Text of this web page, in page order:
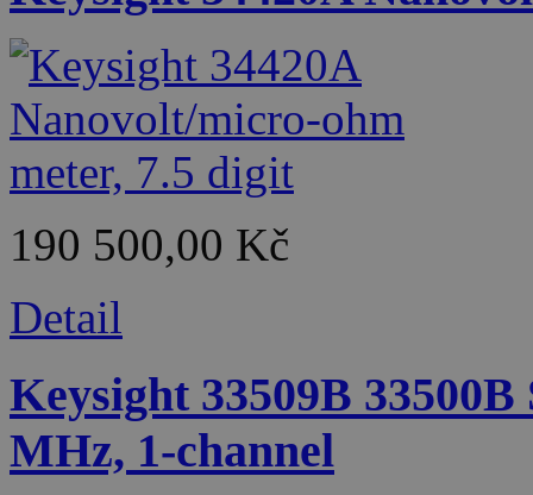
190 500,00 Kč
Detail
Keysight 33509B
MHz, 1-channel